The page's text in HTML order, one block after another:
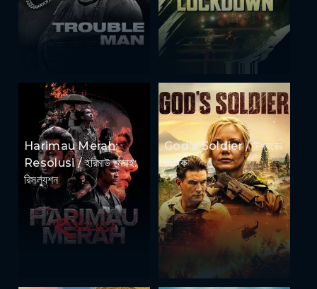
Harimau Merah:
Resolusi / হরিমাউ মেরাহ:
রিসল্যুশন
God's Soldier / ঈশ্বরের
সৈনিক